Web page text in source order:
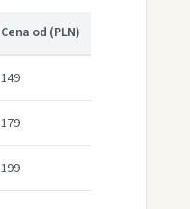
Cena od (PLN)
149
179
199